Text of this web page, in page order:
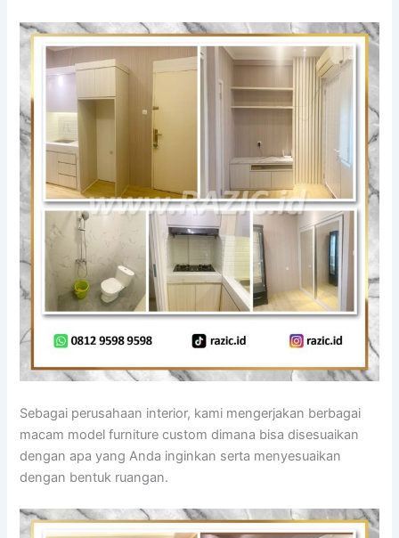
Sebagai perusahaan interior, kami mengerjakan berbagai
macam model furniture custom dimana bisa disesuaikan
dengan apa yang Anda inginkan serta menyesuaikan
dengan bentuk ruangan.